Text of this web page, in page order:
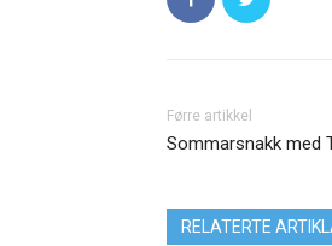
Førre artikkel
Sommarsnakk med
RELATERTE